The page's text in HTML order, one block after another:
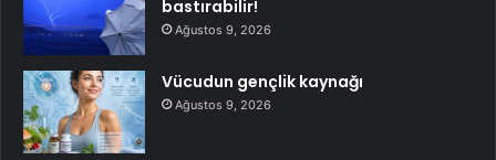
bastırabilir!
Ağustos 9, 2026
Vücudun gençlik kaynağı
Ağustos 9, 2026